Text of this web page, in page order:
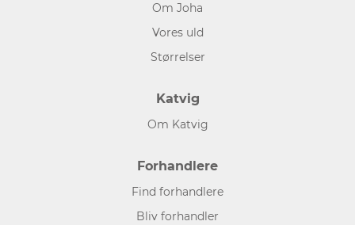
Om Joha
Vores uld
Størrelser
Katvig
Om Katvig
Forhandlere
Find forhandlere
Bliv forhandler